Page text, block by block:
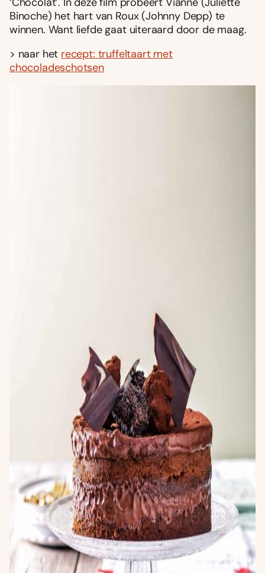
Binoche) het hart van Roux (Johnny Depp) te
winnen. Want liefde gaat uiteraard door de maag.
> naar het recept: truffeltaart met
chocoladeschotsen